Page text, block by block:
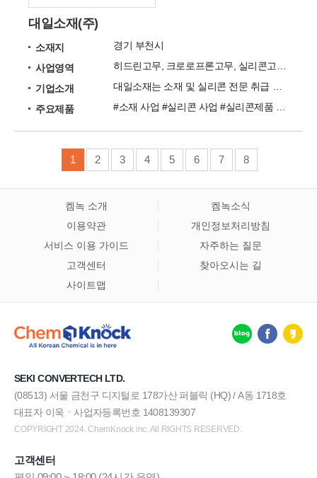
대일소재(주)
소재지
경기 부천시
사업영역
기업소개
주요제품
1 2 3 4 5 6 7 8
켐녹 소개
켐녹소식
이용약관
개인정보처리방침
서비스 이용 가이드
자주하는 질문
고객센터
찾아오시는 길
사이트맵
SEKI CONVERTECH LTD.
(08513) 서울 금천구 디지털로 178가산 퍼블릭 (HQ) / A동 1718호
대표자 이욱ㆍ사업자등록번호 1408139307
COPYRIGHT 2024. ChemKnock inc. All RIGHTS RESERVED.
고객센터